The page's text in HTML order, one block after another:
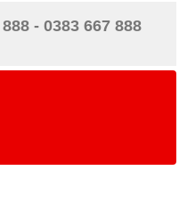
- 0383 667 888